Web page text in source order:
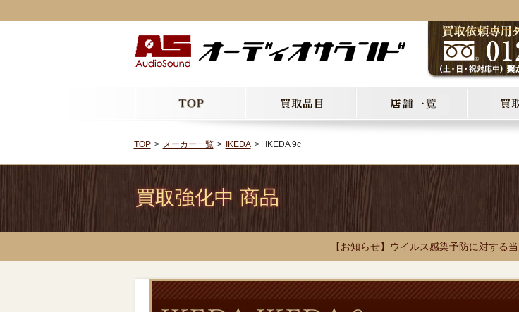
TOP メーカー一覧 IKEDA IKEDA 9c
買取強化中 商品
【お知らせ】ウイルス感染予防に対する